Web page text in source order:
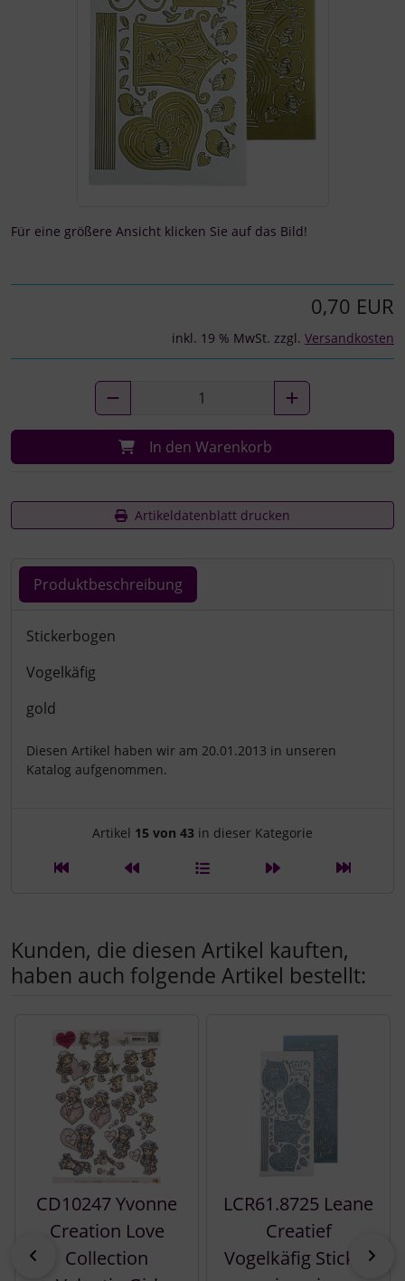
Für eine größere Ansicht klicken Sie auf das Bild!
0,70 EUR
inkl. 19 % MwSt. zzgl. Versandkosten
In den Warenkorb
Artikeldatenblatt drucken
Produktbeschreibung
Produktbeschreibung
Stickerbogen
Vogelkäfig
gold
Diesen Artikel haben wir am 20.01.2013 in unseren
Katalog aufgenommen.
Artikelnavigation innerhalb
Artikel 15 von 43 in dieser Kategorie
Kunden, die diesen Artikel kauften,
haben auch folgende Artikel bestellt:
zurück
CD10247 Yvonne
Creation Love
Collection
LCR61.8725 Leane
Creatief
Vogelkäfig Sticker